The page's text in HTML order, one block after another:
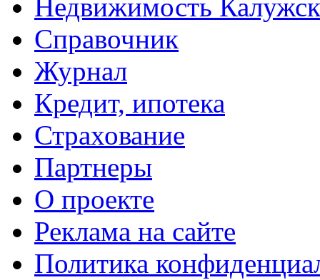
Недвижимость
Справочник
Журнал
Кредит, ипотека
Страхование
Партнеры
O проекте
Реклама на сайте
Политика